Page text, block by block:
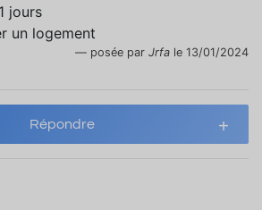
jours
un logement
posée par Jrfa le 13/01/2024
Répondre